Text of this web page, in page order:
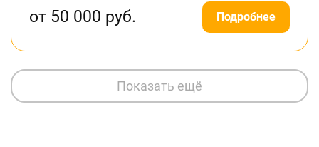
от 50 000 руб. Подробнее
Показать ещё